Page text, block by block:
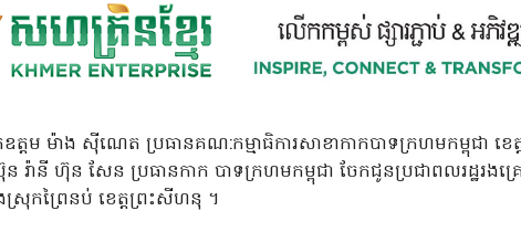
ឧត្តម ម៉ាង ស៊ីណេត ប្រធានគណ:កម្មាធិការសាខាកាកបាទក្រហមកម្ពុជា ខ
ានី ហ៊ុន សែន ប្រធានកាក បាទក្រហមកម្ពុជា ចែកជូនប្រជាពលរដ្ឋរងគ្
កព្រៃនប់ ខេត្តព្រះសីហនុ ។